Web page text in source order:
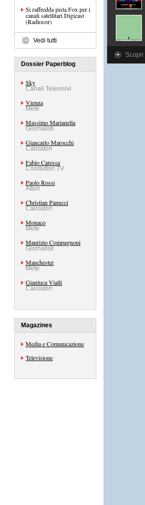
Si raffredda pista Fox per i
canali satellitari Digicast
(Radiocor)
Vedi tutti
Dossier Paperblog
Sky
Canali Televisivi
Vienna
Mete
Massimo Marianella
Giornalisti
Giancarlo Marocchi
Calciatori
Fabio Caressa
Conduttori TV
Paolo Rossi
Attori
Christian Panucci
Calciatori
Monaco
Mete
Maurizio Compagnoni
Giornalisti
Manchester
Mete
Gianluca Vialli
Calciatori
Magazines
Media e Comunicazione
Televisione
Scopri